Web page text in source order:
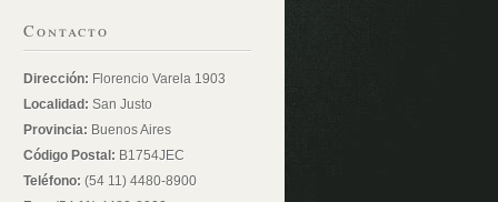
Contacto
Dirección: Florencio Varela 1903
Localidad: San Justo
Provincia: Buenos Aires
Código Postal: B1754JEC
Teléfono: (54 11) 4480-8900